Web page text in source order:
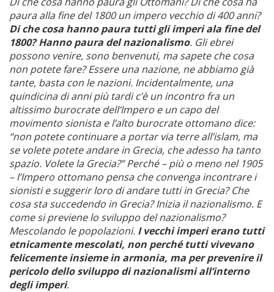
paura alla fine del 1800 un impero vecchio di 400 anni?
Di che cosa hanno paura tutti gli imperi ala fine del
1800? Hanno paura del nazionalismo. Gli ebrei
possono venire, sono benvenuti, ma sapete che cosa
non potete fare? Essere una nazione, ne abbiamo già
tante, basta con le nazioni. Incidentalmente, una
quindicina di anni più tardi c’è un incontro fra un
altissimo burocrate dell’Impero e un capo del
movimento sionista e l’alto burocrate ottomano dice:
“non potete continuare a portar via terre all’islam, ma
se volete potete andare in Grecia, che adesso ha tanto
spazio. Volete la Grecia?” Perché – più o meno nel 1905
– l’Impero ottomano pensa che convenga incontrare i
sionisti e suggerir loro di andare tutti in Grecia? Che
cosa sta succedendo in Grecia? Inizia il nazionalismo. E
come si previene lo sviluppo del nazionalismo?
Mescolando le popolazioni. I vecchi imperi erano tutti
etnicamente mescolati, non perché tutti vivevano
felicemente insieme in armonia, ma per prevenire il
pericolo dello sviluppo di nazionalismi all’interno
degli imperi.